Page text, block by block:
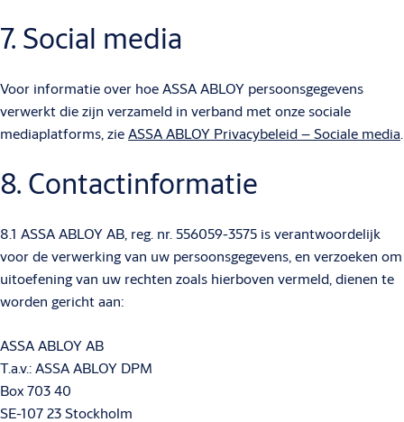
7. Social media
Voor informatie over hoe ASSA ABLOY persoonsgegevens
verwerkt die zijn verzameld in verband met onze sociale
mediaplatforms, zieASSA ABLOY Privacybeleid – Sociale media.
8. Contactinformatie
8.1 ASSA ABLOY AB, reg. nr. 556059-3575 is verantwoordelijk
voor de verwerking van uw persoonsgegevens, en verzoeken om
uitoefening van uw rechten zoals hierboven vermeld, dienen te
worden gericht aan:
ASSA ABLOY AB
T.a.v.: ASSA ABLOY DPM
Box 703 40
SE-107 23 Stockholm